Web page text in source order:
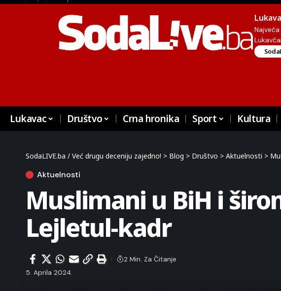
Lukavac Društvo Crna hronika Sport Kultura
SodaLIVE.ba / Već drugu deceniju zajedno! > Blog > Društvo > Aktuelnosti >
Aktuelnosti
Muslimani u BiH i
Lejletul-kadr
5. Aprila 2024.
2 Min. Za Čitanje